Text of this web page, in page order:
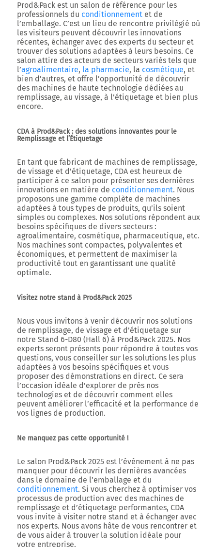
Prod&Pack est un salon de référence pour les
professionnels du conditionnement et de
l’emballage. C’est un lieu de rencontre privilégié où
les visiteurs peuvent découvrir les innovations
récentes, échanger avec des experts du secteur et
trouver des solutions adaptées à leurs besoins. Ce
salon attire des acteurs de secteurs variés tels que
l’agroalimentaire, la pharmacie, la cosmétique, et
bien d’autres, et offre l’opportunité de découvrir
des machines de haute technologie dédiées au
remplissage, au vissage, à l’étiquetage et bien plus
encore.
CDA à Prod&Pack : des solutions innovantes pour le
Remplissage et l’Étiquetage
En tant que fabricant de machines de remplissage,
de vissage et d’étiquetage, CDA est heureux de
participer à ce salon pour présenter ses dernières
innovations en matière de conditionnement. Nous
proposons une gamme complète de machines
adaptées à tous types de produits, qu’ils soient
simples ou complexes. Nos solutions répondent aux
besoins spécifiques de divers secteurs :
agroalimentaire, cosmétique, pharmaceutique, etc.
Nos machines sont compactes, polyvalentes et
économiques, et permettent de maximiser la
productivité tout en garantissant une qualité
optimale.
Visitez notre stand à Prod&Pack 2025
Nous vous invitons à venir découvrir nos solutions
de remplissage, de vissage et d’étiquetage sur
notre Stand 6-D80 (Hall 6) à Prod&Pack 2025. Nos
experts seront présents pour répondre à toutes vos
questions, vous conseiller sur les solutions les plus
adaptées à vos besoins spécifiques et vous
proposer des démonstrations en direct. Ce sera
l’occasion idéale d’explorer de près nos
technologies et de découvrir comment elles
peuvent améliorer l’efficacité et la performance de
vos lignes de production.
Ne manquez pas cette opportunité !
Le salon Prod&Pack 2025 est l’événement à ne pas
manquer pour découvrir les dernières avancées
dans le domaine de l’emballage et du
conditionnement. Si vous cherchez à optimiser vos
processus de production avec des machines de
remplissage et d’étiquetage performantes, CDA
vous invite à visiter notre stand et à échanger avec
nos experts. Nous avons hâte de vous rencontrer et
de vous aider à trouver la solution idéale pour
votre entreprise.